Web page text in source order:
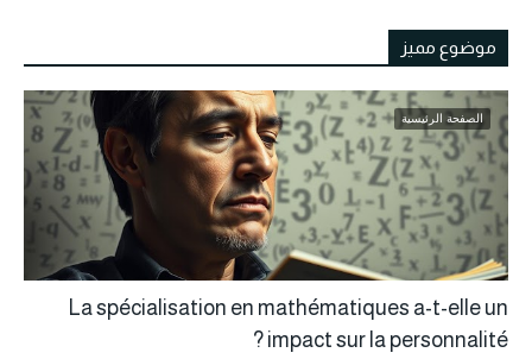
موضوع مميز
الصفحة الرئيسية
La spécialisation en mathématiques a-t-elle un
impact sur la personnalité ?